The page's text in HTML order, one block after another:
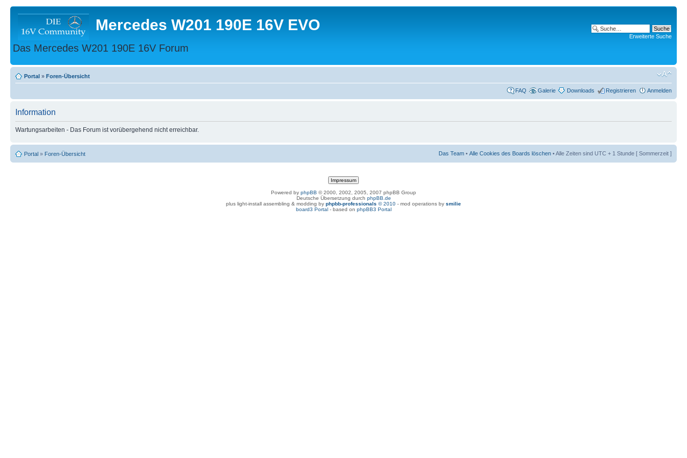
Mercedes W201 190E 16V EVO
Das Mercedes W201 190E 16V Forum
Erweiterte Suche
Portal » Foren-Übersicht
FAQ Galerie Downloads Registrieren Anmelden
Information
Wartungsarbeiten - Das Forum ist vorübergehend nicht erreichbar.
Portal » Foren-Übersicht Das Team • Alle Cookies des Boards löschen • Alle Zeiten sind UTC + 1 Stunde [ Sommerzeit ]
Powered by phpBB © 2000, 2002, 2005, 2007 phpBB Group
Deutsche Übersetzung durch phpBB.de
plus light-install assembling & modding by phpbb-professionals © 2010 - mod operations by smilie
board3 Portal- based on phpBB3 Portal